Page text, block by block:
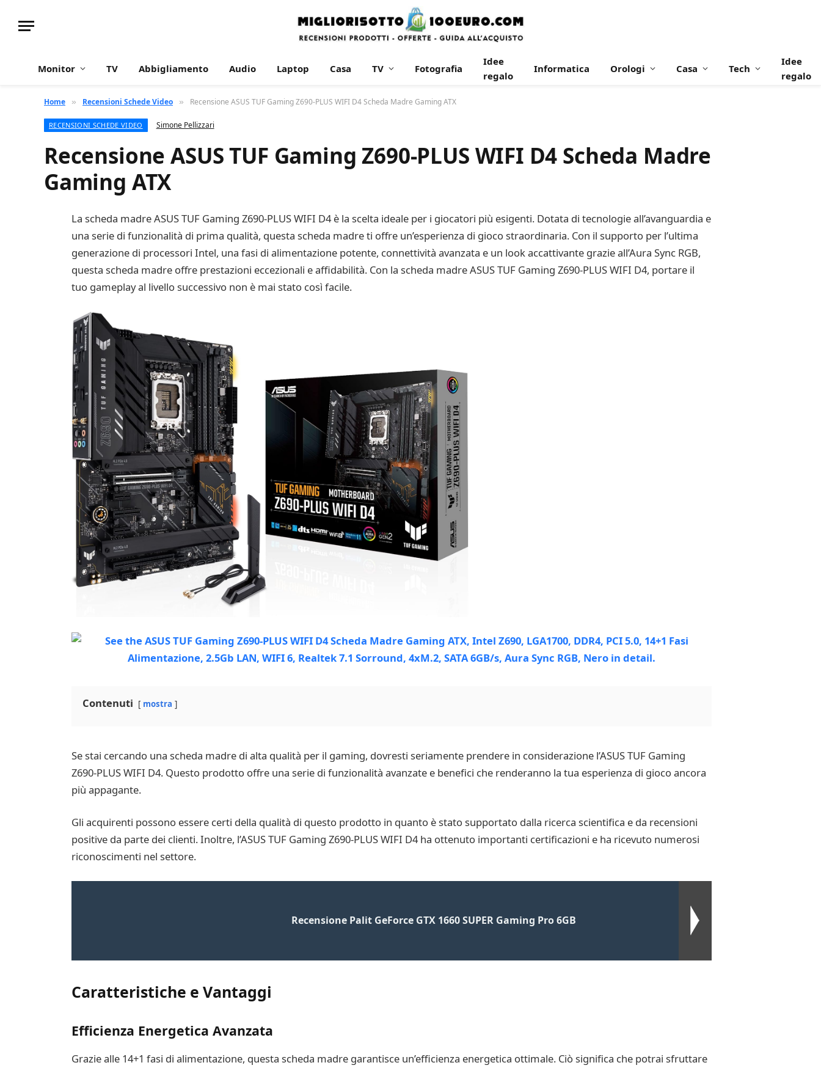
Monitor TV Abbigliamento Audio Laptop Casa TV Fotografia
Idee
regalo
Informatica Orologi Casa Tech
Idee
regalo
Home » Recensioni Schede Video » Recensione ASUS TUF Gaming Z690-PLUS WIFI D4 Scheda Madre Gaming ATX
RECENSIONI SCHEDE VIDEO Simone Pellizzari
Recensione ASUS TUF Gaming Z690-PLUS WIFI D4 Scheda Madre
Gaming ATX
La scheda madre ASUS TUF Gaming Z690-PLUS WIFI D4 è la scelta ideale per i giocatori più esigenti. Dotata di tecnologie all’avanguardia e
una serie di funzionalità di prima qualità, questa scheda madre ti offre un’esperienza di gioco straordinaria. Con il supporto per l’ultima
generazione di processori Intel, una fasi di alimentazione potente, connettività avanzata e un look accattivante grazie all’Aura Sync RGB,
questa scheda madre offre prestazioni eccezionali e affidabilità. Con la scheda madre ASUS TUF Gaming Z690-PLUS WIFI D4, portare il
tuo gameplay al livello successivo non è mai stato così facile.
Contenuti mostra
Se stai cercando una scheda madre di alta qualità per il gaming, dovresti seriamente prendere in considerazione l’ASUS TUF Gaming
Z690-PLUS WIFI D4. Questo prodotto offre una serie di funzionalità avanzate e benefici che renderanno la tua esperienza di gioco ancora
più appagante.
Gli acquirenti possono essere certi della qualità di questo prodotto in quanto è stato supportato dalla ricerca scientifica e da recensioni
positive da parte dei clienti. Inoltre, l’ASUS TUF Gaming Z690-PLUS WIFI D4 ha ottenuto importanti certificazioni e ha ricevuto numerosi
riconoscimenti nel settore.
Recensione Palit GeForce GTX 1660 SUPER Gaming Pro 6GB
Caratteristiche e Vantaggi
Efficienza Energetica Avanzata
Grazie alle 14+1 fasi di alimentazione, questa scheda madre garantisce un’efficienza energetica ottimale. Ciò significa che potrai sfruttare